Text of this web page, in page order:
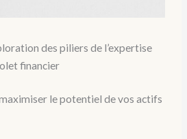
des piliers de l’expertise
financier
le potentiel de vos actifs